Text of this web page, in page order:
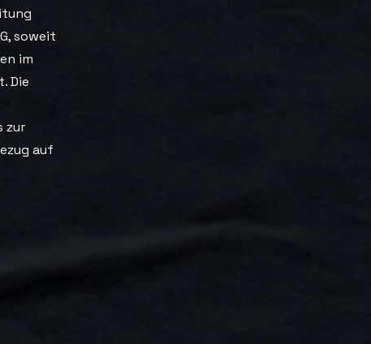
soweit
im
Die
zur
auf